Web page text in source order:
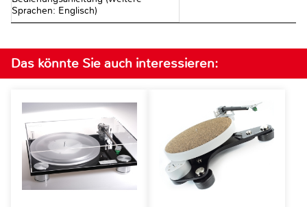
Sprachen: Englisch)
Das könnte Sie auch interessieren: